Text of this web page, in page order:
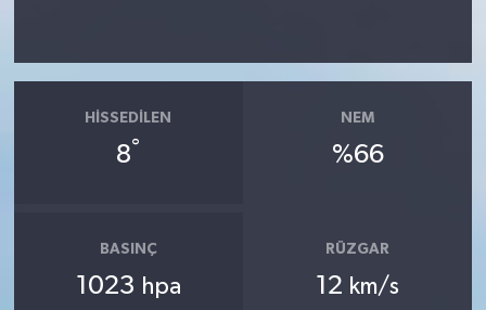
HISSEDILEN
8°
NEM
%66
BASINÇ
1023 hpa
RÜZGAR
12 km/s